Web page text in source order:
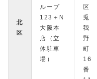
北
区
ループ
123＋N
大阪本
店（立
体駐車
場）
区
兎
我
野
町
16
番